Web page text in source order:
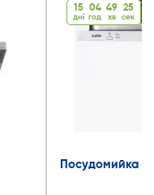
15
дні
04
год
49
хв
24
cек
Посудомийка